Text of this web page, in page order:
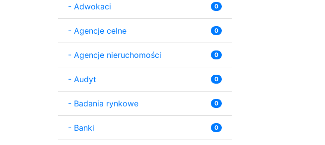
- Adwokaci 0
- Agencje celne 0
- Agencje nieruchomości 0
- Audyt 0
- Badania rynkowe 0
- Banki 0